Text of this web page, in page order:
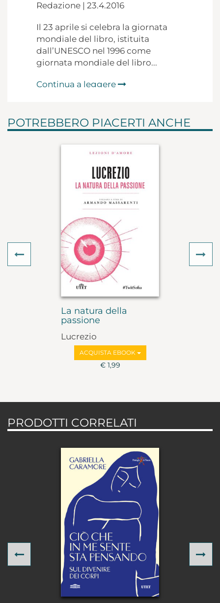
Redazione | 23.4.2016
Il 23 aprile si celebra la giornata
mondiale del libro, istituita
dall’UNESCO nel 1996 come
giornata mondiale del libro...
Continua a leggere
POTREBBERO PIACERTI ANCHE
La natura della
passione
Lucrezio
ACQUISTA EBOOK
€ 1,99
Previous
PRODOTTI CORRELATI
Previous